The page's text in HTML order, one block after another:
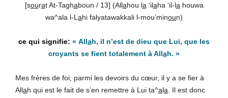
[sourat At-Taghaboun / 13] (Allahou la ‘ilaha ‘il-la houwa
wa^ala l-L ahi falyatawakkali l-mou’minoun)
« Allah, il n’est de dieu que Lui, que les
croyants se fient totalement à Allah. »
Mes frères de foi, parmi les devoirs du cœur, il y a se fier à
Allah qui est le fait de s’en remettre à Lui ta^ala . Il est donc